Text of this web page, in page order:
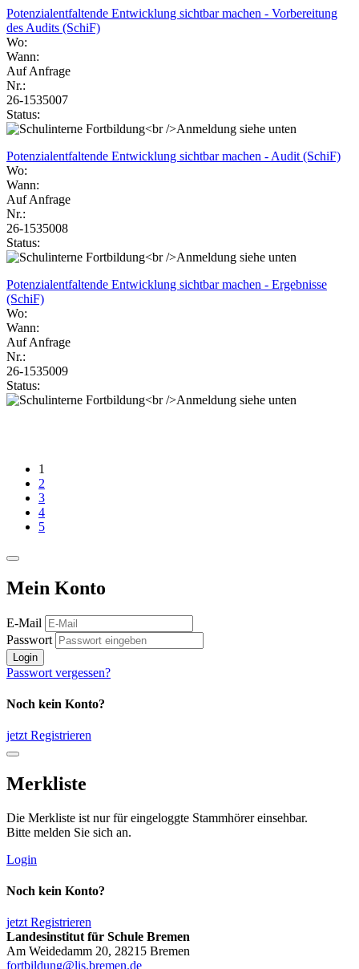
Potenzialentfaltende Entwicklung sichtbar machen - Vorbereitung
des Audits (SchiF)
Wo:
Wann:
Auf Anfrage
Nr.:
26-1535007
Status:
Potenzialentfaltende Entwicklung sichtbar machen - Audit (SchiF)
Wo:
Wann:
Auf Anfrage
Nr.:
26-1535008
Status:
Potenzialentfaltende Entwicklung sichtbar machen - Ergebnisse
(SchiF)
Wo:
Wann:
Auf Anfrage
Nr.:
26-1535009
Status:
1
2
3
4
5
Mein Konto
E-Mail
Passwort
Login
Passwort vergessen?
Noch kein Konto?
jetzt Registrieren
Merkliste
Die Merkliste ist nur für eingeloggte Stammhörer einsehbar.
Bitte melden Sie sich an.
Login
Noch kein Konto?
jetzt Registrieren
Landesinstitut für Schule Bremen
Am Weidedamm 20, 28215 Bremen
fortbildung@lis.bremen.de